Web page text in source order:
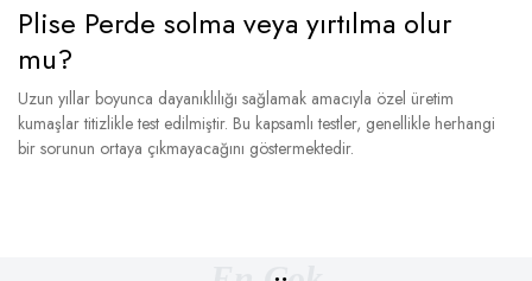
Plise Perde solma veya yırtılma olur
mu?
Uzun yıllar boyunca dayanıklılığı sağlamak amacıyla özel üretim
kumaşlar titizlikle test edilmiştir. Bu kapsamlı testler, genellikle herhangi
bir sorunun ortaya çıkmayacağını göstermektedir.